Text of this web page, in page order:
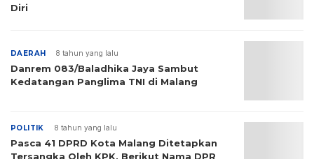
Diri
DAERAH 8 tahun yang lalu
Danrem 083/Baladhika Jaya Sambut
Kedatangan Panglima TNI di Malang
POLITIK 8 tahun yang lalu
Pasca 41 DPRD Kota Malang Ditetapkan
Tersangka Oleh KPK, Berikut Nama DPR